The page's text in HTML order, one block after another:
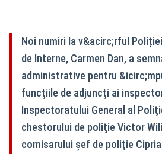
Noi numiri la v&acirc;rful
de Interne, Carmen Dan, a
administrative pentru
funcţiile de adjuncţi ai
Inspectoratului General al
chestorului de poliţie Victor
comisarului şef de poliţie